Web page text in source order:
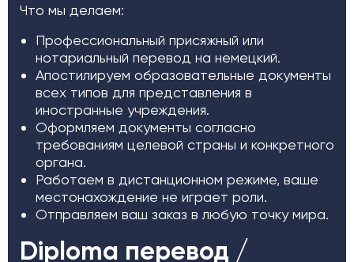
Что мы делаем:
Профессиональный присяжный или
нотариальный перевод на немецкий.
Апостилируем образовательные документы
всех типов для представления в
иностранные учреждения.
Оформляем документы согласно
требованиям целевой страны и конкретного
органа.
Работаем в дистанционном режиме, ваше
местонахождение не играет роли.
Отправляем ваш заказ в любую точку мира.
Diploma перевод /